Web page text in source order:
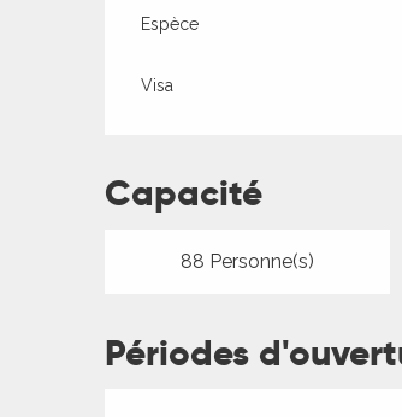
Espèce
Visa
Capacité
88 Personne(s)
Périodes